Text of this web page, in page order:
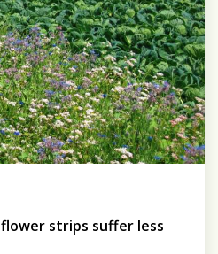
strips suffer less